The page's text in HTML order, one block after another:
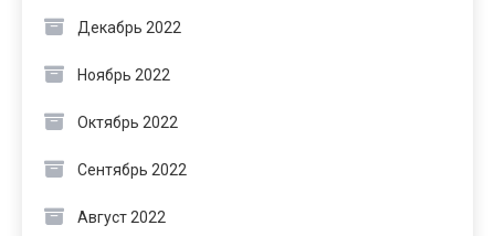
Декабрь 2022
Ноябрь 2022
Октябрь 2022
Сентябрь 2022
Август 2022